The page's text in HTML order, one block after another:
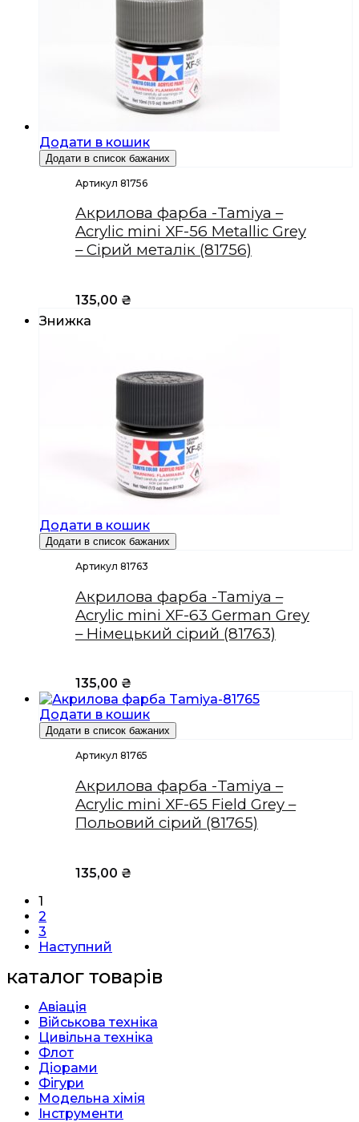
Додати в кошик
Додати в список бажаних
Артикул 81756
Акрилова фарба -Tamiya –
Acrylic mini XF-56 Metallic Grey
– Сірий металік (81756)
135,00 ₴
Знижка
Додати в кошик
Додати в список бажаних
Артикул 81763
Акрилова фарба -Tamiya –
Acrylic mini XF-63 German Grey
– Німецький сірий (81763)
135,00 ₴
Додати в кошик
Додати в список бажаних
Артикул 81765
Акрилова фарба -Tamiya –
Acrylic mini XF-65 Field Grey –
Польовий сірий (81765)
135,00 ₴
1
2
3
Наступний
каталог товарів
Авіація
Військова техніка
Цивільна техніка
Флот
Діорами
Фігури
Модельна хімія
Інструменти